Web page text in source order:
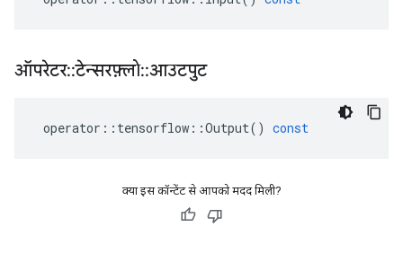
ऑपरेटर::टेन्सरफ़्लो::आउटपुट
operator :: tensorflow ::Output() const
क्या इस कॉन्टेंट से आपको मदद मिली?